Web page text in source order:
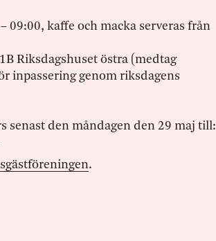
09:00, kaffe och macka serveras från
Riksdagshuset östra (medtag
inpassering genom riksdagens
senast den måndagen den 29 maj till:
.